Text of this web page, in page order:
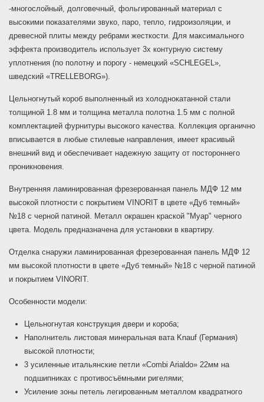
-многослойный, долговечный, фольгированный материал с
высокими показателями звуко, паро, тепло, гидроизоляции, и
древесной плиты между ребрами жесткости. Для максимального
эффекта производитель использует 3х контурную систему
уплотнения (по полотну и порогу - немецкий «SCHLEGEL»,
шведский «TRELLEBORG»).
Цельногнутый короб выполненный из холоднокатанной стали
толщиной 1.8 мм и толщина металла полотна 1.5 мм с полной
комплектацией фурнитуры высокого качества. Коллекция органично
вписывается в любые стилевые направления, имеет красивый
внешний вид и обеспечивает надежную защиту от постороннего
проникновения.
Внутренняя ламинированная фрезерованная панель МДФ 12 мм
высокой плотности с покрытием VINORIT в цвете «Дуб темный»
№18 с черной патиной. Металл окрашен краской "Муар" черного
цвета. Модель предназначена для установки в квартиру.
Отделка снаружи ламинированная фрезерованная панель МДФ 12
мм высокой плотности в цвете «Дуб темный» №18 с черной патиной
и покрытием VINORIT.
Особенности модели:
Цельногнутая конструкция двери и короба;
Наполнитель листовая минеральная вата Knauf (Германия)
высокой плотности;
3 усиленные итальянские петли «Combi Arialdo» 22мм на
подшипниках с противосъёмными ригелями;
Усиление зоны петель легированным металлом квадратного